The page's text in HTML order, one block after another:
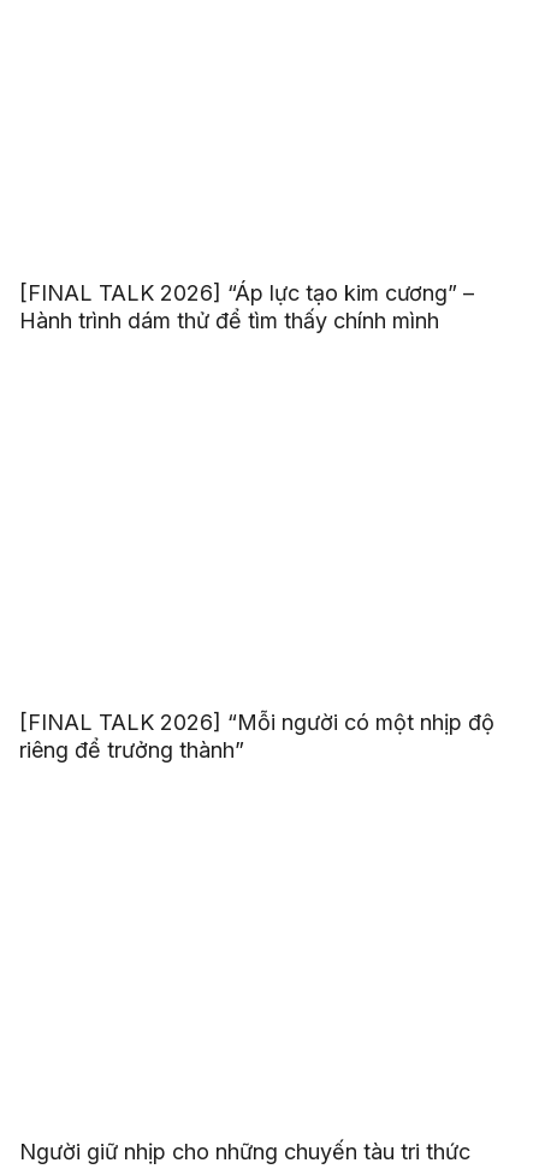
[FINAL TALK 2026] “Áp lực tạo kim cương” –
Hành trình dám thử để tìm thấy chính mình
[FINAL TALK 2026] “Mỗi người có một nhịp độ
riêng để trưởng thành”
Người giữ nhịp cho những chuyến tàu tri thức